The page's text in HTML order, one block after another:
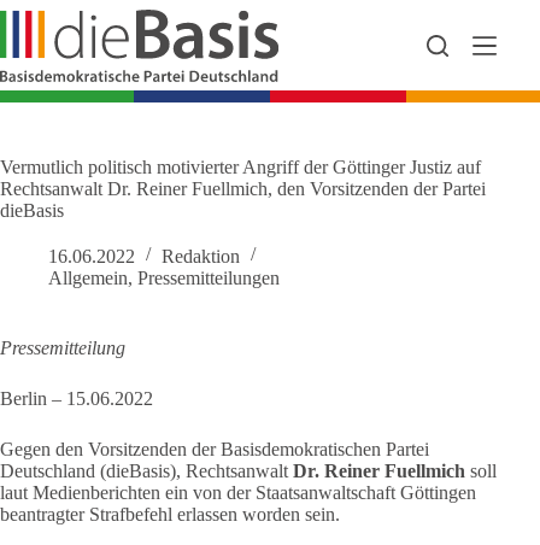
Zum
springen
Vermutlich politisch motivierter Angriff der Göttinger Justiz auf
Rechtsanwalt Dr. Reiner Fuellmich, den Vorsitzenden der Partei
dieBasis
16.06.2022
Redaktion
Allgemein, Pressemitteilungen
Pressemitteilung
Berlin – 15.06.2022
Gegen den Vorsitzenden der Basisdemokratischen Partei
Deutschland (dieBasis), Rechtsanwalt Dr. Reiner Fuellmich soll
laut Medienberichten ein von der Staatsanwaltschaft Göttingen
beantragter Strafbefehl erlassen worden sein.